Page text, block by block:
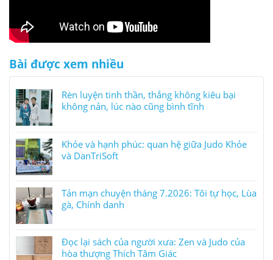
Bài được xem nhiều
Rèn luyện tinh thần, thắng không kiêu bại
không nản, lúc nào cũng bình tĩnh
Khỏe và hạnh phúc: quan hệ giữa Judo Khỏe
và DanTriSoft
Tản mạn chuyện tháng 7.2026: Tôi tự học, Lùa
gà, Chính danh
Đọc lại sách của người xưa: Zen và Judo của
hòa thượng Thích Tâm Giác